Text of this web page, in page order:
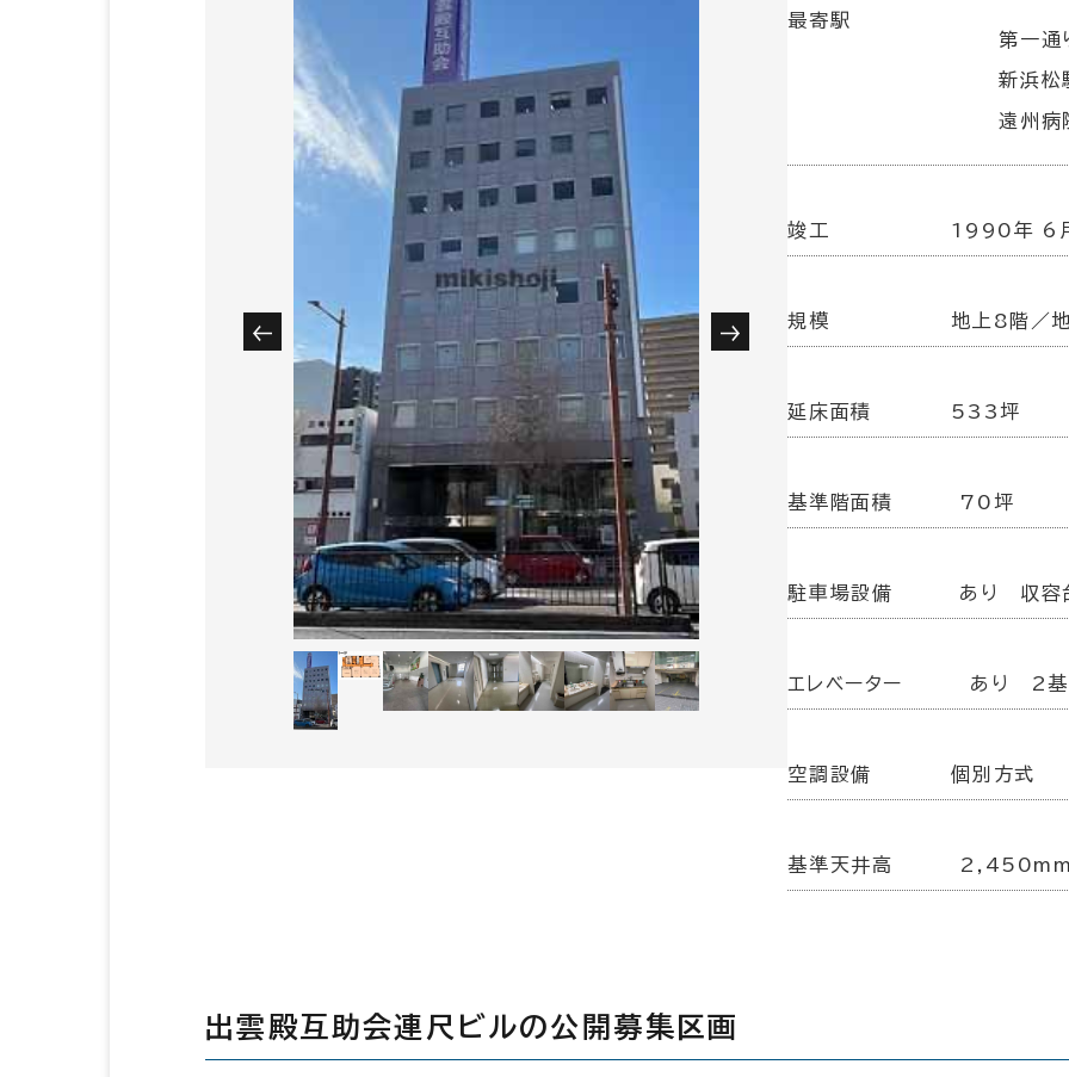
最寄駅
第一
新浜
遠州
竣工 1990年 6
規模 地上8階／
延床面積 533坪
基準階面積 70坪
駐車場設備 あり 収容
エレベーター あり 2基
空調設備 個別方式
基準天井高
出雲殿互助会連尺ビルの公開募集区画